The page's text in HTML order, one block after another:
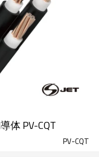
体 PV-CQT
PV-CQT